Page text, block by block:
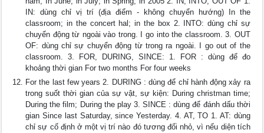
IN: dùng chỉ vị trí (địa điểm - không chuyển hướng) In the
classroom; in the concert hal; in the box 2. INTO: dùng chỉ sự
chuyển động từ ngoài vào trong. I go into the classroom. 3. OUT
OF: dùng chỉ sự chuyển động từ trong ra ngoài. I go out of the
classroom. 3. FOR, DURING, SINCE: 1. FOR : dùng để đo
khoảng thời gian For two months For four weeks
For the last few years 2. DURING : dùng để chỉ hành động xảy ra
trong suốt thời gian của sự vật, sự kiện: During christman time;
During the film; During the play 3. SINCE : dùng để đánh dấu thời
gian Since last Saturday, since Yesterday. 4. AT, TO 1. AT: dùng
chỉ sự cố định ở một vị trí nào đó tương đối nhỏ, vì nếu diện tích